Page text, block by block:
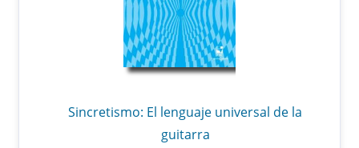
Sincretismo: El lenguaje universal de la
guitarra